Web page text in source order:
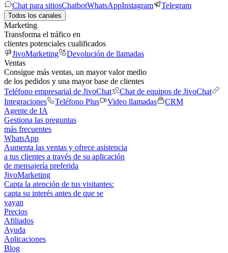
Chat para sitiosChatbotWhatsAppInstagram Telegram
Todos los canales
Marketing
Transforma el tráfico en
clientes potenciales cualificados
JivoMarketing
Devolución de llamadas
Ventas
Consigue más ventas, un mayor valor medio
de los pedidos y una mayor base de clientes
Teléfono empresarial de JivoChat
Chat de equipos de JivoChat
Integraciones
Teléfono Plus Video llamadas
CRM
Agente de IA
Gestiona las preguntas
más frecuentes
WhatsApp
Aumenta las ventas y ofrece asistencia
a tus clientes a través de su aplicación
de mensajería preferida
JivoMarketing
Capta la atención de tus visitantes:
capta su interés antes de que se
vayan
Precios
Afiliados
Ayuda
Aplicaciones
Blog